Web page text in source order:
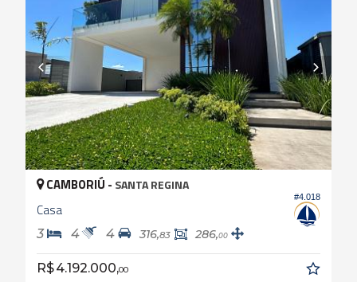
#4.018
CAMBORIÚ - SANTA REGINA
Casa
3 4 4 316,83 286,00
R$ 4.192.000,00